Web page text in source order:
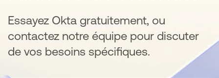
Essayez Okta gratuitement, ou
contactez notre équipe pour discuter
de vos besoins spécifiques.